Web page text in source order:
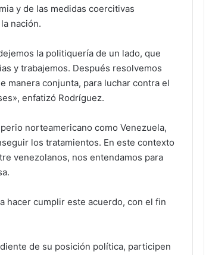
y de las medidas coercitivas
nación.
la politiquería de un lado, que
y trabajemos. Después resolvemos
manera conjunta, para luchar contra el
enfatizó Rodríguez.
norteamericano como Venezuela,
los tratamientos. En este contexto
venezolanos, nos entendamos para
hacer cumplir este acuerdo, con el fin
de su posición política, participen